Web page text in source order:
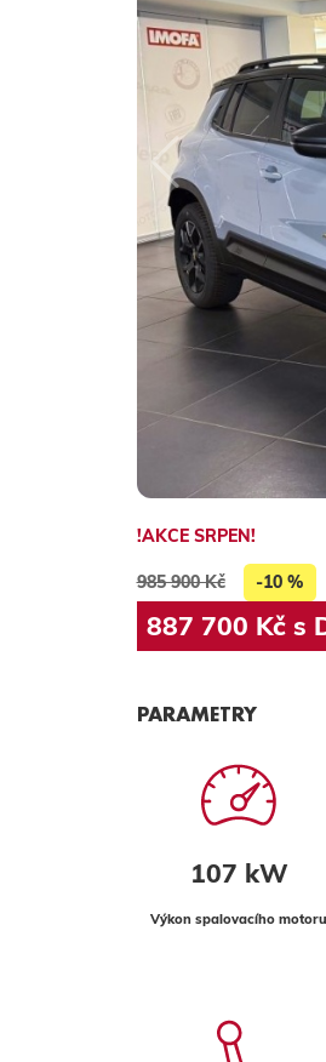
!AKCE SRPEN!
985 900 Kč -10 %
887 700 Kč s
PARAMETRY
107 kW
Výkon spalovacího motoru